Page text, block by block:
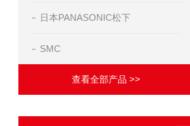
日本PANASONIC松下
SMC
查看全部产品 >>